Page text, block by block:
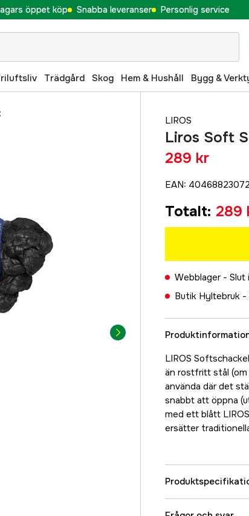
öppet köp Snabba leveranser Personlig service
Trädgård Skog Hem & Hushåll Bygg &
LIROS
Liros Soft
289 kr
EAN:
Totalt: 289
Webblager - Slut
Butik Hyltebruk -
LIROS
än rostfritt stål
använda där det
snabbt att öppna
med ett blått
ersätter
Referensnummer